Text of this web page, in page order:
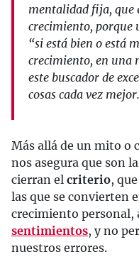
mentalidad fija, que
crecimiento, porque
“si está bien o está
crecimiento, en una
este buscador de
cosas cada vez mejor.
Más allá de un mito o
nos asegura que son
cierran el criterio,
las que se convierten
crecimiento personal,
sentimientos, y no
nuestros errores.